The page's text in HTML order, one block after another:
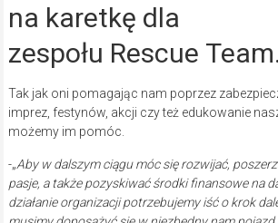
na karetkę dla
zespołu Rescue Team.
Tak jak oni pomagając nam poprzez
imprez, festynów, akcji czy też edukowanie
możemy im pomóc.
-„Aby w dalszym ciągu móc się rozwijać,
pasje, a także pozyskiwać środki finansowe na
działanie organizacji potrzebujemy iść o krok